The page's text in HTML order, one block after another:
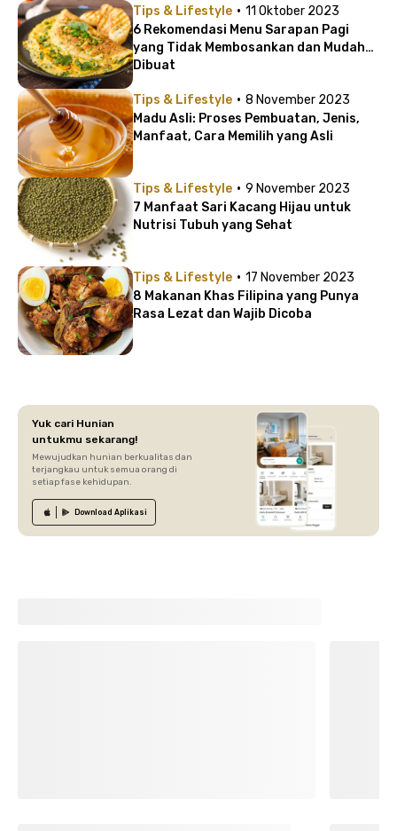
Tips & Lifestyle · 11 Oktober 2023
6 Rekomendasi Menu Sarapan Pagi
yang Tidak Membosankan dan Mudah
Dibuat
Tips & Lifestyle · 8 November 2023
Madu Asli: Proses Pembuatan, Jenis,
Manfaat, Cara Memilih yang Asli
Tips & Lifestyle · 9 November 2023
7 Manfaat Sari Kacang Hijau untuk
Nutrisi Tubuh yang Sehat
Tips & Lifestyle · 17 November 2023
8 Makanan Khas Filipina yang Punya
Rasa Lezat dan Wajib Dicoba
Yuk cari Hunian
untukmu sekarang!
Mewujudkan hunian berkualitas dan
terjangkau untuk semua orang di
setiap fase kehidupan.
Download Aplikasi